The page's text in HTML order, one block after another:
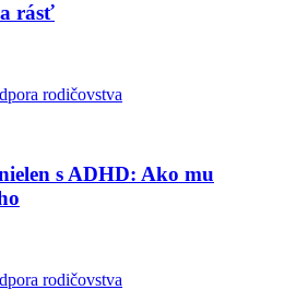
rásť
rodičovstva
s ADHD: Ako mu
rodičovstva